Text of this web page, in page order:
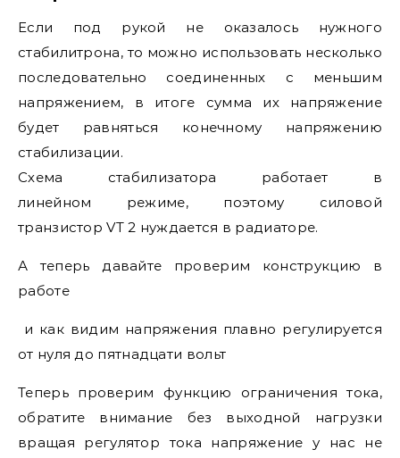
Если под рукой не оказалось нужного
стабилитрона, то можно использовать несколько
последовательно соединенных с меньшим
напряжением, в итоге сумма их напряжение
будет равняться конечному напряжению
стабилизации.
Схема стабилизатора работает в
линейном режиме, поэтому силовой
транзистор VT 2 нуждается в радиаторе.
А теперь давайте проверим конструкцию в
работе
и как видим напряжения плавно регулируется
от нуля до пятнадцати вольт
Теперь проверим функцию ограничения тока,
обратите внимание без выходной нагрузки
вращая регулятор тока напряжение у нас не